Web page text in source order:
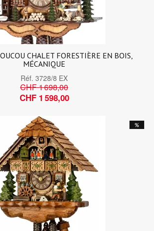
CHALET FORESTIÈRE EN BOIS,
MÉCANIQUE
Réf. 3728/8 EX
CHF 1 698,00
CHF 1 598,00
%